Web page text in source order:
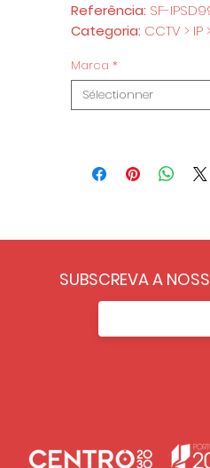
Referência: SF-
Categoria: CCTV > IP
Marca *
Sélectionner
SUBSCREVA A